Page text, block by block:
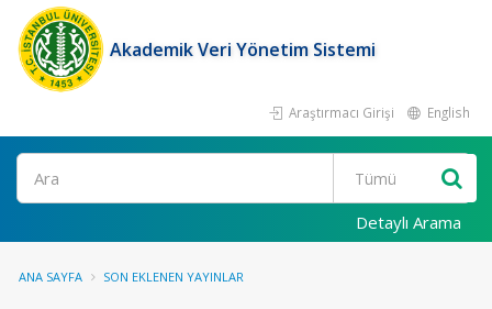
Akademik Veri Yönetim Sistemi
Araştırmacı Girişi English
Ara
Detaylı Arama
ANA SAYFA SON EKLENEN YAYINLAR